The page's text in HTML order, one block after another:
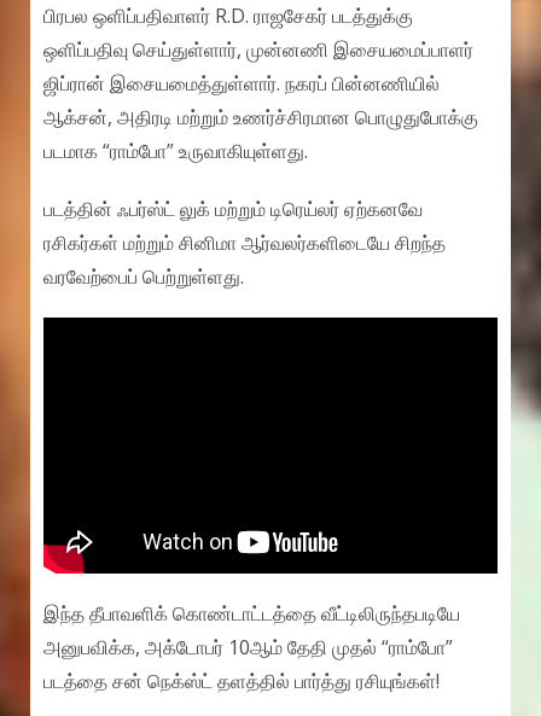
பிரபல ஒளிப்பதிவாளர் R.D. ராஜசேகர் படத்துக்கு
ஒளிப்பதிவு செய்துள்ளார், முன்னணி இசையமைப்பாளர்
ஜிப்ரான் இசையமைத்துள்ளார். நகரப் பின்னணியில்
ஆக்சன், அதிரடி மற்றும் உணர்ச்சிரமான பொழுதுபோக்கு
படமாக “ராம்போ” உருவாகியுள்ளது.
படத்தின் ஃபர்ஸ்ட் லுக் மற்றும் டிரெய்லர் ஏற்கனவே
ரசிகர்கள் மற்றும் சினிமா ஆர்வலர்களிடையே சிறந்த
வரவேற்பைப் பெற்றுள்ளது.
இந்த தீபாவளிக் கொண்டாட்டத்தை வீட்டிலிருந்தபடியே
அனுபவிக்க, அக்டோபர் 10ஆம் தேதி முதல் “ராம்போ”
படத்தை சன் நெக்ஸ்ட் தளத்தில் பார்த்து ரசியுங்கள்!